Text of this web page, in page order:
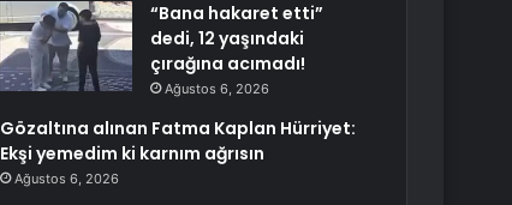
“Bana hakaret etti”
dedi, 12 yaşındaki
çırağına acımadı!
Ağustos 6, 2026
Gözaltına alınan Fatma Kaplan Hürriyet:
Ekşi yemedim ki karnım ağrısın
Ağustos 6, 2026